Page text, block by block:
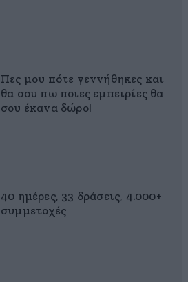
Πες μου πότε γεννήθηκες και
θα σου πω ποιες εμπειρίες θα
σου έκανα δώρο!
40 ημέρες, 33 δράσεις, 4.000+
συμμετοχές